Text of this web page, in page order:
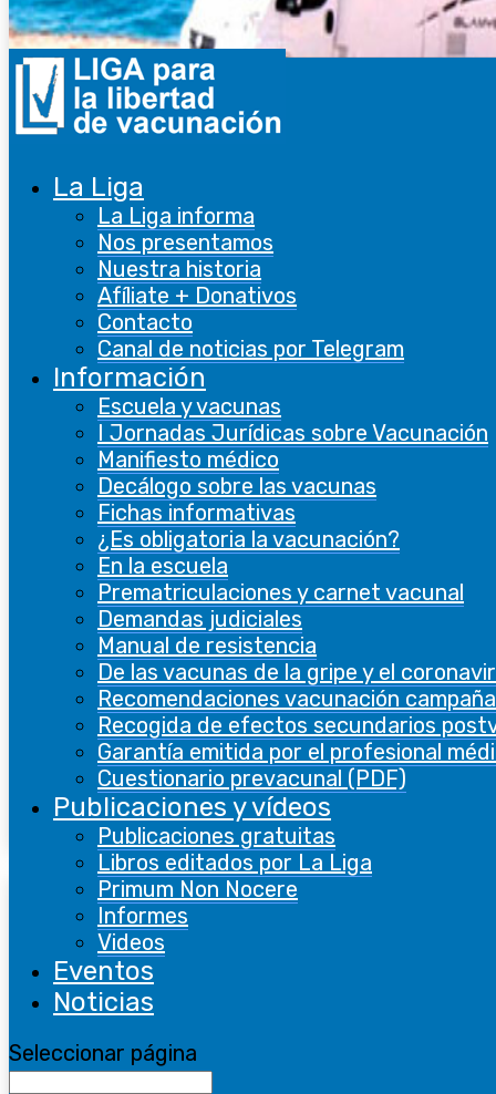
La Liga
La Liga informa
Nos presentamos
Nuestra historia
Afíliate + Donativos
Contacto
Canal de noticias por Telegram
Información
Escuela y vacunas
I Jornadas Jurídicas sobre Vacunación
Manifiesto médico
Decálogo sobre las vacunas
Fichas informativas
¿Es obligatoria la vacunación?
En la escuela
Prematriculaciones y carnet vacunal
Demandas judiciales
Manual de resistencia
De las vacunas de la gripe y el
Recomendaciones vacunación
Recogida de efectos secundarios
Garantía emitida por el profesional
Cuestionario prevacunal (PDF)
Publicaciones y vídeos
Publicaciones gratuitas
Libros editados por La Liga
Primum Non Nocere
Informes
Videos
Eventos
Noticias
Seleccionar página
Video: Una dosis de realidad, trailer
documental